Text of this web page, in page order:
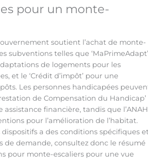
pour un monte-
soutient l’achat de monte-
subventions telles que
de logements pour les
et le ‘Crédit d’impôt’ pour une
Les personnes handicapées
de Compensation du Handicap’
assistance financière, tandis que l’ANAH
pour l’amélioration de l’habitat.
dispositifs a des conditions spécifiques
de demande, consultez donc le résumé
pour monte-escaliers pour une vue